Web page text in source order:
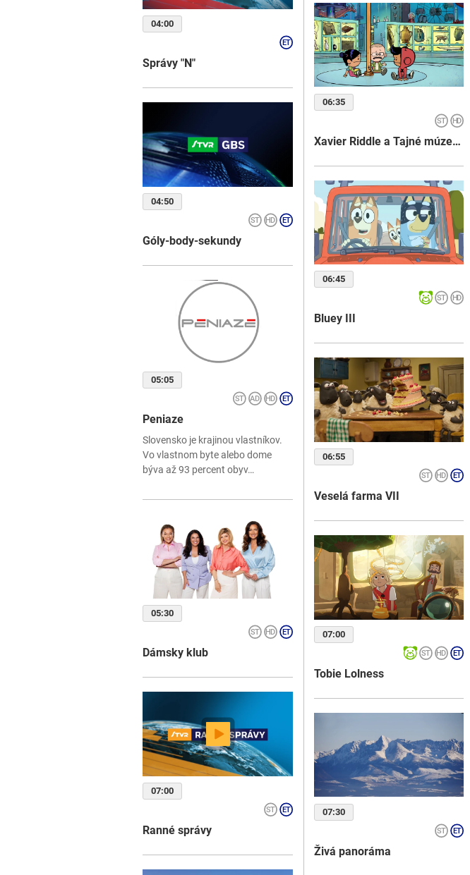
04:00
Správy "N"
04:50
Góly-body-sekundy
05:05
Peniaze
Slovensko je krajinou vlastníkov.
Vo vlastnom byte alebo dome
býva až 93 percent obyv…
05:30
Dámsky klub
07:00
Ranné správy
06:35
Xavier Riddle a Tajné múzeum
06:45
Bluey III
06:55
Veselá farma VII
07:00
Tobie Lolness
07:30
Živá panoráma